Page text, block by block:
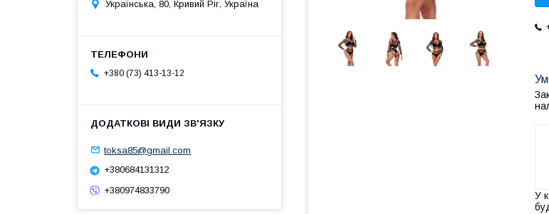
У
Українська, 80, Кривий Ріг, Україна
+380 (73) 413-13-12
toksa85@gmail.com
+380684131312
+380974833790